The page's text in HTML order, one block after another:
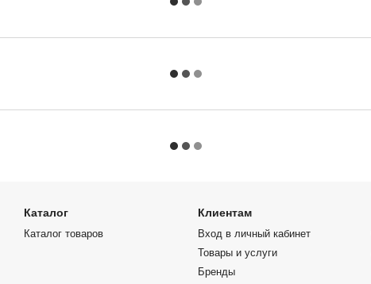
Каталог
Каталог товаров
Клиентам
Вход в личный кабинет
Товары и услуги
Бренды